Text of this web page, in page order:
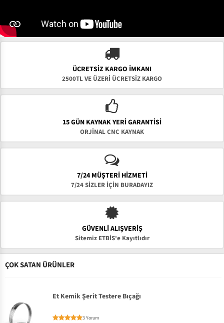
ÜCRETSIZ KARGO İMKANI
2500TL VE ÜZERİ ÜCRETSİZ KARGO
15 GÜN KAYNAK YERI GARANTISI
ORJİNAL CNC KAYNAK
7/24 MÜŞTERİ HİZMETİ
7/24 SİZLER İÇİN BURADAYIZ
GÜVENLI ALIŞVERIŞ
Sitemiz ETBİS'e Kayıtlıdır
ÇOK SATAN ÜRÜNLER
Et Kemik Şerit Testere Bıçağı
3 Yorum